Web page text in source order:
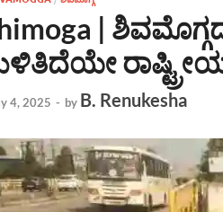
|
4, 2025 - by B. Renukesha